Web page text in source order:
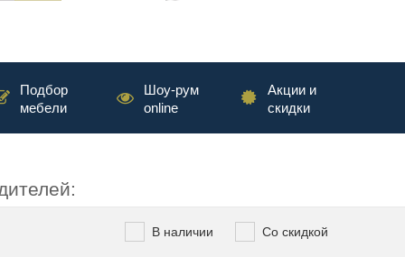
Акции и
скидки
Шоу-рум
online
Подбор
мебели
Со скидкой
В наличии